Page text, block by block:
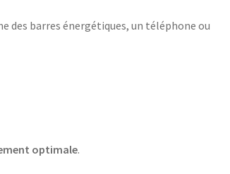
des barres énergétiques, un téléphone ou
optimale.